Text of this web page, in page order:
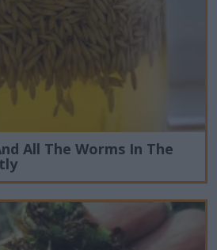
All The Worms In The